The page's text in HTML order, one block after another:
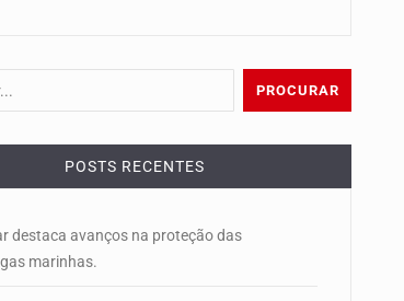
POSTS RECENTES
destaca avanços na proteção das
marinhas.